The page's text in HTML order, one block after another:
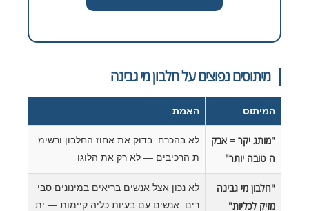
מיתוסים נפוצים על חלבון מי גבינה
המיתוס האמת
"מותג יקר = אבק
ה טובה יותר"
לא בהכרח. בדוק את אחוז החלבון ורשימ
ת הרכיבים — לא רק את הלוגו
"חלבון מי גבינה
מזיק לכליות"
לא נכון אצל אנשים בריאים במינונים סבי
רים. אנשים עם בעיות כליה קיימות — ית